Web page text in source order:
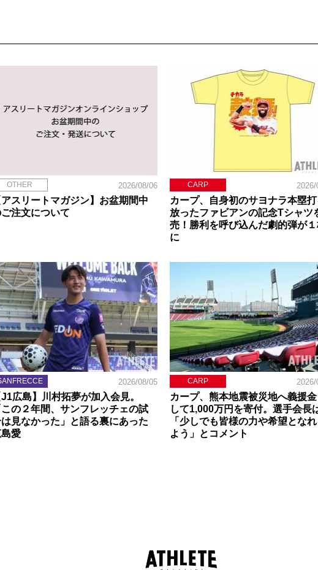
OTHER 2026/08/06
アスリートマガジン】お盆期間中
注文について
CARP
カープ、自身初のサヨナラ本塁
放ったファビアンの記念Tシャツ
売！勝利を呼び込んだ劇的弾が
に
2026/08/05
J1広島】川村拓夢が加入会見。
この２年間、サンフレッチェの試
見なかった」と語る裏にあった
愛
CARP
カープ、熊本地震被災地へ義援金
して1,000万円を寄付。選手会長
「少しでも皆様の力や希望とな
よう」とコメント